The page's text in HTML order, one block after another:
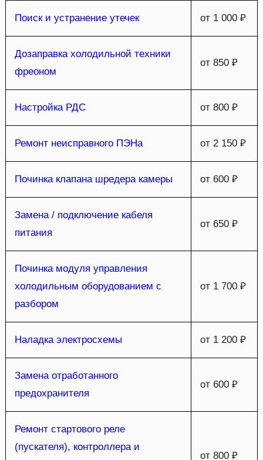
Поиск и устранение утечек от 1 000 ₽
Дозаправка холодильной техники
фреоном
от 850 ₽
Настройка РДС от 800 ₽
Ремонт неисправного ПЭНа от 2 150 ₽
Починка клапана шредера камеры от 600 ₽
Замена / подключение кабеля
питания
от 650 ₽
Починка модуля управления
холодильным оборудованием с
разбором
от 1 700 ₽
Наладка электросхемы от 1 200 ₽
Замена отработанного
предохранителя
от 600 ₽
Ремонт стартового реле
(пускателя), контроллера и
от 800 ₽